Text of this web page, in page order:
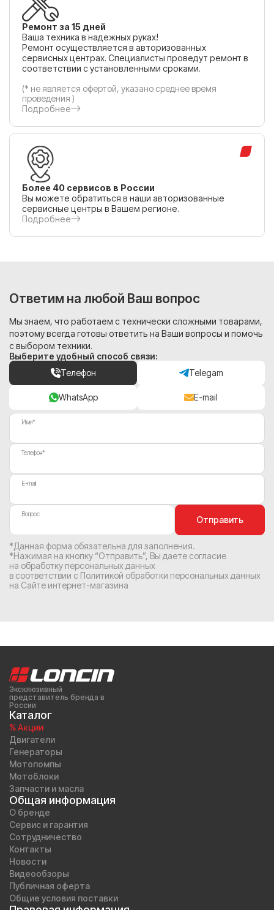
Ремонт за 15 дней
Ваша техника в надежных руках!
Ремонт осуществляется в авторизованных
сервисных центрах. Специалисты проведут ремонт в
соответствии с установленными сроками.
(* не является офертой, указано среднее время
проведения )
Подробнее
Более 40 сервисов в России
Вы можете обратиться в наши авторизованные
сервисные центры в Вашем регионе.
Подробнее
Ответим на любой Ваш вопрос
Мы знаем, что работаем с технически сложными товарами,
поэтому всегда готовы ответить на Ваши вопросы и помочь
с выбором техники.
Выберите удобный способ связи:
Телефон
Telegam
WhatsApp E-mail
Имя*
Телефон*
E-mail
Вопрос
Отправить
*Данная форма обязательна для заполнения.
*Нажимая на кнопку “Отправить”, Вы даете согласие
на обработку персональных данных
в соответствии с Политикой обработки персональных данных
на Сайте интернет-магазина
Эксклюзивный
представитель бренда в
России
Каталог
% Акции
Двигатели
Генераторы
Мотопомпы
Мотоблоки
Запчасти и масла
Общая информация
О бренде
Сервис и гарантия
Сотрудничество
Контакты
Новости
Видеообзоры
Публичная оферта
Общие условия поставки